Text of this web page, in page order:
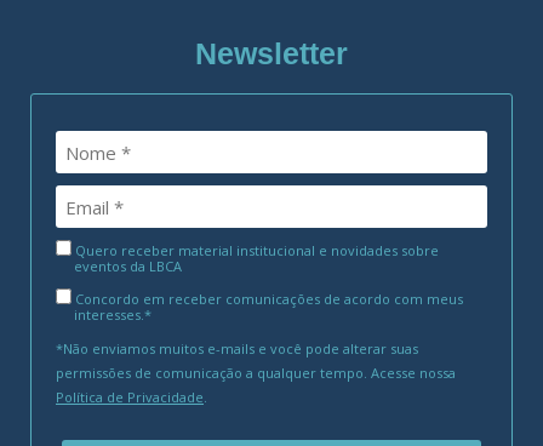
Newsletter
Quero receber material institucional e novidades sobre
eventos da LBCA
Concordo em receber comunicações de acordo com meus
interesses.*
*Não enviamos muitos e-mails e você pode alterar suas
permissões de comunicação a qualquer tempo. Acesse nossa
Política de Privacidade.